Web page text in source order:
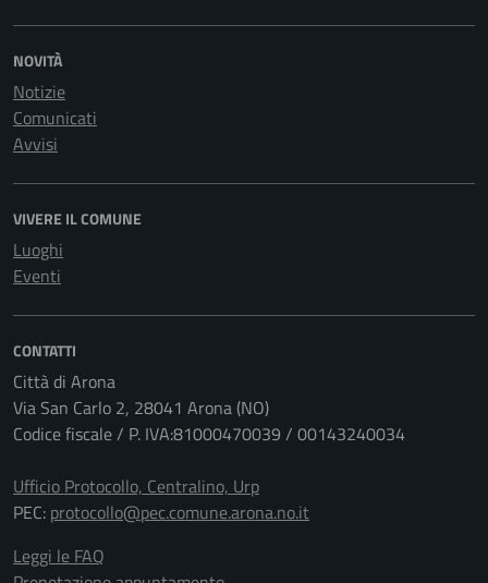
NOVITÀ
Notizie
Comunicati
Avvisi
VIVERE IL COMUNE
Luoghi
Eventi
CONTATTI
Città di Arona
Via San Carlo 2, 28041 Arona (NO)
Codice fiscale / P. IVA:81000470039 / 00143240034
Ufficio Protocollo, Centralino, Urp
PEC: protocollo@pec.comune.arona.no.it
Leggi le FAQ